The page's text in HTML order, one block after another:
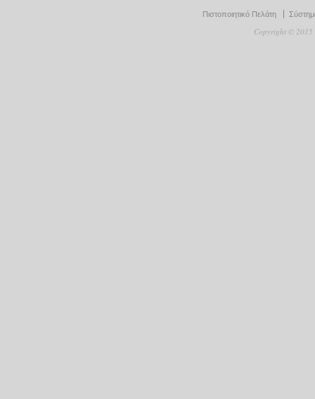
Πιστοποιητικό Πελάτη
Copyright ©